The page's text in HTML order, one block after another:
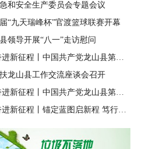
和安全生产委员会专题会议
“九天瑞峰杯”官渡篮球联赛开幕
领导开展“八一”走访慰问
喜迎党代会 奋进新征程丨中国共产党龙山县第十四届纪律检查委员会第一次全体会议召开
龙山县工作交流座谈会召开
喜迎党代会 奋进新征程丨中国共产党龙山县第十四次代表大会胜利闭幕
喜迎党代会 奋进新征程丨锚定蓝图启新程 笃行实干兴龙山